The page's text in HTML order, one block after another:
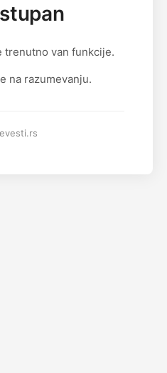
trenutno van funkcije.
na razumevanju.